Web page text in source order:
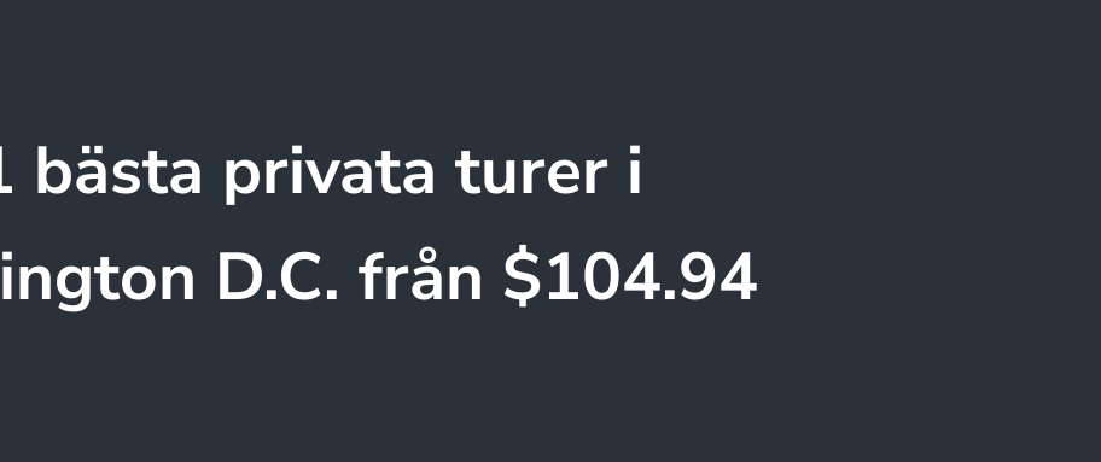
bästa privata turer i
D.C. från $104.94